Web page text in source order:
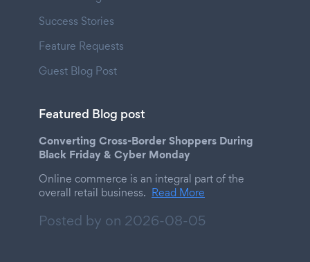
Success Stories
Feature Requests
Guest Blog Post
Featured Blog post
Converting Cross-Border Shoppers During
Black Friday & Cyber Monday
Online commerce is an integral part of the
overall retail business. Read More
Posted by on 2026-08-05